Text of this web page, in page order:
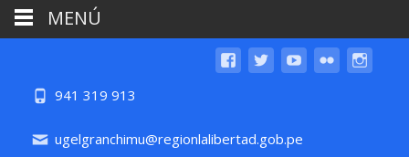
941 319 913
ugelgranchimu@regionlalibertad.gob.pe
MENÚ